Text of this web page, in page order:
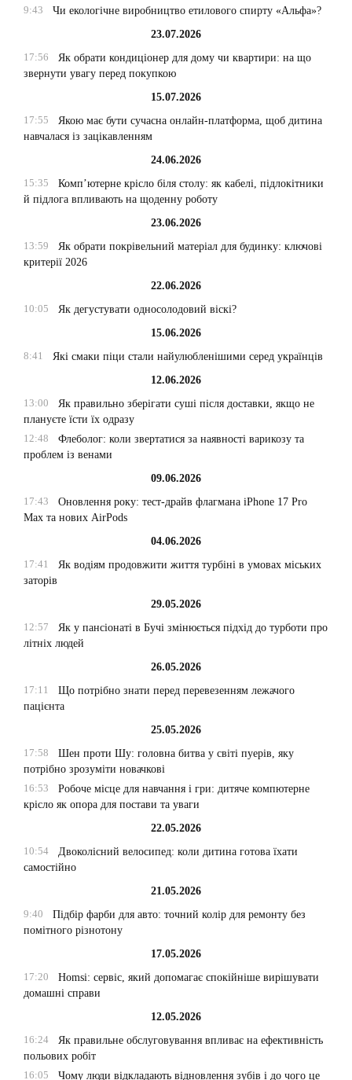
9:43
Чи екологічне виробництво етилового спирту «Альфа»?
23.07.2026
17:56
Як обрати кондиціонер для дому чи квартири: на що
звернути увагу перед покупкою
15.07.2026
17:55
Якою має бути сучасна онлайн-платформа, щоб дитина
навчалася із зацікавленням
24.06.2026
15:35
Комп’ютерне крісло біля столу: як кабелі, підлокітники
й підлога впливають на щоденну роботу
23.06.2026
13:59
Як обрати покрівельний матеріал для будинку: ключові
критерії 2026
22.06.2026
10:05
Як дегустувати односолодовий віскі?
15.06.2026
8:41
Які смаки піци стали найулюбленішими серед українців
12.06.2026
13:00
Як правильно зберігати суші після доставки, якщо не
плануєте їсти їх одразу
12:48
Флеболог: коли звертатися за наявності варикозу та
проблем із венами
09.06.2026
17:43
Оновлення року: тест-драйв флагмана iPhone 17 Pro
Max та нових AirPods
04.06.2026
17:41
Як водіям продовжити життя турбіні в умовах міських
заторів
29.05.2026
12:57
Як у пансіонаті в Бучі змінюється підхід до турботи про
літніх людей
26.05.2026
17:11
Що потрібно знати перед перевезенням лежачого
пацієнта
25.05.2026
17:58
Шен проти Шу: головна битва у світі пуерів, яку
потрібно зрозуміти новачкові
16:53
Робоче місце для навчання і гри: дитяче компютерне
крісло як опора для постави та уваги
22.05.2026
10:54
Двоколісний велосипед: коли дитина готова їхати
самостійно
21.05.2026
9:40
Підбір фарби для авто: точний колір для ремонту без
помітного різнотону
17.05.2026
17:20
Homsi: сервіс, який допомагає спокійніше вирішувати
домашні справи
12.05.2026
16:24
Як правильне обслуговування впливає на ефективність
польових робіт
16:05
Чому люди відкладають відновлення зубів і до чого це